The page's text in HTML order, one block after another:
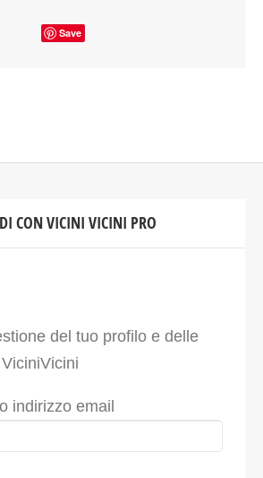
Save
CON VICINI VICINI PRO
del tuo profilo e delle
indirizzo email